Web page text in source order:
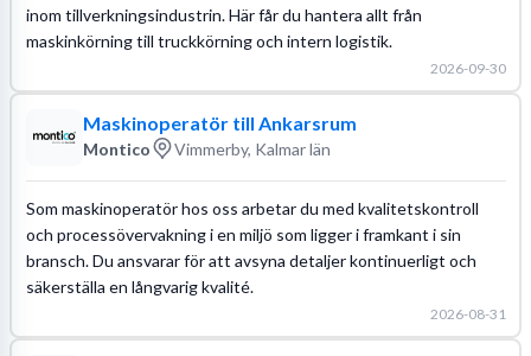
inom tillverkningsindustrin. Här får du hantera allt från
maskinkörning till truckkörning och intern logistik.
2026-09-30
Maskinoperatör till Ankarsrum
Montico Vimmerby, Kalmar län
Som maskinoperatör hos oss arbetar du med kvalitetskontroll
och processövervakning i en miljö som ligger i framkant i sin
bransch. Du ansvarar för att avsyna detaljer kontinuerligt och
säkerställa en långvarig kvalité.
2026-08-31